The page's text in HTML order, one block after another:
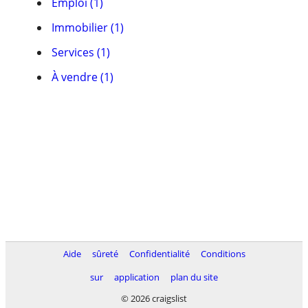
Immobilier (1)
Services (1)
À vendre (1)
Aide sûreté Confidentialité
Conditions
sur
application
plan du site
© 2026 craigslist